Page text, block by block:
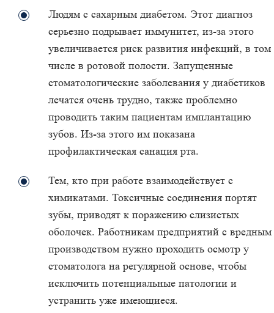
Людям с сахарным диабетом. Этот диагноз
серьезно подрывает иммунитет, из-за этого
увеличивается риск развития инфекций, в том
числе в ротовой полости. Запущенные
стоматологические заболевания у диабетиков
лечатся очень трудно, также проблемно
проводить таким пациентам имплантацию
зубов. Из-за этого им показана
профилактическая санация рта.
Тем, кто при работе взаимодействует с
химикатами. Токсичные соединения портят
зубы, приводят к поражению слизистых
оболочек. Работникам предприятий с вредным
производством нужно проходить осмотр у
стоматолога на регулярной основе, чтобы
исключить потенциальные патологии и
устранить уже имеющиеся.